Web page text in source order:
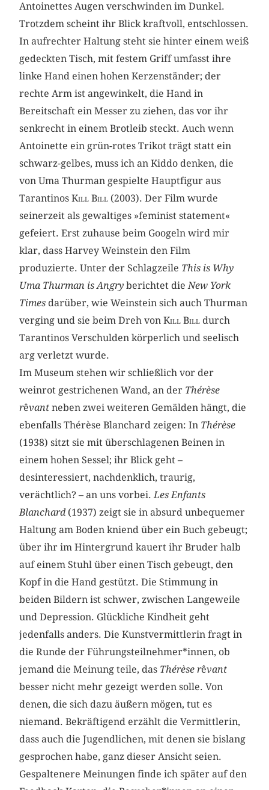
Antoinettes Augen verschwinden im Dunkel.
Trotzdem scheint ihr Blick kraftvoll, entschlossen.
In aufrechter Haltung steht sie hinter einem weiß
gedeckten Tisch, mit festem Griff umfasst ihre
linke Hand einen hohen Kerzenständer; der
rechte Arm ist angewinkelt, die Hand in
Bereitschaft ein Messer zu ziehen, das vor ihr
senkrecht in einem Brotleib steckt. Auch wenn
Antoinette ein grün-rotes Trikot trägt statt ein
schwarz-gelbes, muss ich an Kiddo denken, die
von Uma Thurman gespielte Hauptfigur aus
TarantinosKill Bill (2003). Der Film wurde
seinerzeit als gewaltiges »feminist statement«
gefeiert. Erst zuhause beim Googeln wird mir
klar, dass Harvey Weinstein den Film
produzierte. Unter der Schlagzeile This is Why
Uma Thurman is Angry berichtet dieNew York
Times darüber, wie Weinstein sich auch Thurman
verging und sie beim Dreh vonKill Bill durch
Tarantinos Verschulden körperlich und seelisch
arg verletzt wurde.
Im Museum stehen wir schließlich vor der
weinrot gestrichenen Wand, an der Thérèse
rêvant neben zwei weiteren Gemälden hängt, die
ebenfalls Thérèse Blanchard zeigen: In Thérèse
(1938) sitzt sie mit überschlagenen Beinen in
einem hohen Sessel; ihr Blick geht –
desinteressiert, nachdenklich, traurig,
verächtlich? – an uns vorbei.Les Enfants
Blanchard (1937) zeigt sie in absurd unbequemer
Haltung am Boden kniend über ein Buch gebeugt;
über ihr im Hintergrund kauert ihr Bruder halb
auf einem Stuhl über einen Tisch gebeugt, den
Kopf in die Hand gestützt. Die Stimmung in
beiden Bildern ist schwer, zwischen Langeweile
und Depression. Glückliche Kindheit geht
jedenfalls anders. Die Kunstvermittlerin fragt in
die Runde der Führungsteilnehmer*innen, ob
jemand die Meinung teile, das Thérèse rêvant
besser nicht mehr gezeigt werden solle. Von
denen, die sich dazu äußern mögen, tut es
niemand. Bekräftigend erzählt die Vermittlerin,
dass auch die Jugendlichen, mit denen sie bislang
gesprochen habe, ganz dieser Ansicht seien.
Gespaltenere Meinungen finde ich später auf den